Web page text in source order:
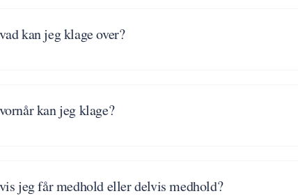
kan jeg klage over?
kan jeg klage?
jeg får medhold eller delvis medhold?